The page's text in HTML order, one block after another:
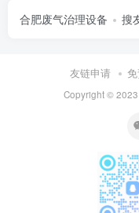
合肥废气治理设备 搜
友链申请
Copyright © 2023